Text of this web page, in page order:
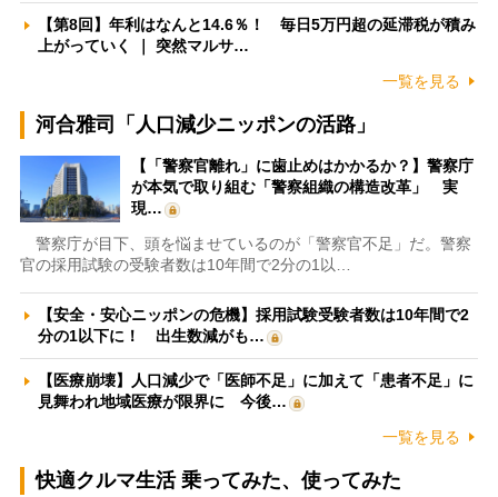
【第8回】年利はなんと14.6％！ 毎日5万円超の延滞税が積み
上がっていく ｜ 突然マルサ…
一覧を見る
河合雅司「人口減少ニッポンの活路」
【「警察官離れ」に歯止めはかかるか？】警察庁
が本気で取り組む「警察組織の構造改革」 実
現…
警察庁が目下、頭を悩ませているのが「警察官不足」だ。警察
官の採用試験の受験者数は10年間で2分の1以…
【安全・安心ニッポンの危機】採用試験受験者数は10年間で2
分の1以下に！ 出生数減がも…
【医療崩壊】人口減少で「医師不足」に加えて「患者不足」に
見舞われ地域医療が限界に 今後…
一覧を見る
快適クルマ生活 乗ってみた、使ってみた